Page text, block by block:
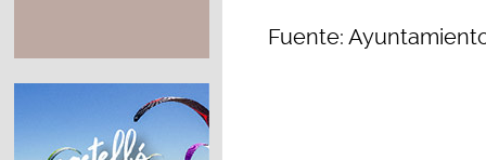
Fuente: